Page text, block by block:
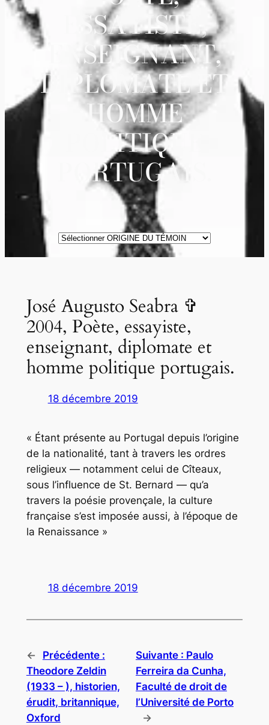
ESSAYISTE,
ENSEIGNANT,
DIPLOMATE ET
HOMME
POLITIQUE
PORTUGAIS.
ORIGINE
José Augusto Seabra ✞
2004, Poète, essayiste,
enseignant, diplomate et
homme politique portugais.
18 décembre 2019
« Étant présente au Portugal depuis l’origine
de la nationalité, tant à travers les ordres
religieux — notamment celui de Cîteaux,
sous l’influence de St. Bernard — qu’a
travers la poésie provençale, la culture
française s’est imposée aussi, à l’époque de
la Renaissance »
18 décembre 2019
←
Précédente :
Theodore Zeldin
(1933 – ), historien,
érudit, britannique,
Oxford
Suivante : Paulo
Ferreira da Cunha,
Faculté de droit de
l’Université de Porto
→